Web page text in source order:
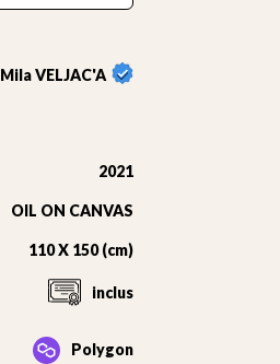
Mila VELJAC'A
2021
OIL ON CANVAS
110 X 150 (cm)
inclus
Polygon